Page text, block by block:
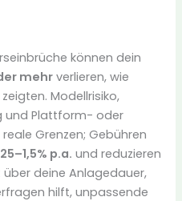
können dein
mehr verlieren, wie
Modellrisiko,
und Plattform- oder
Grenzen; Gebühren
p.a. und reduzieren
deine Anlagedauer,
hilft, unpassende